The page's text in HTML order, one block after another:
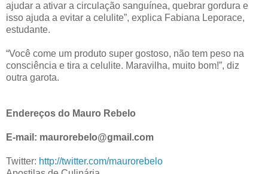
ajudar a ativar a circulação sanguínea, quebrar gordura e
isso ajuda a evitar a celulite”, explica Fabiana Leporace,
estudante.
“Você come um produto super gostoso, não tem peso na
consciência e tira a celulite. Maravilha, muito bom!”, diz
outra garota.
Endereços do Mauro Rebelo
E-mail: maurorebelo@gmail.com
Twitter: http://twitter.com/maurorebelo